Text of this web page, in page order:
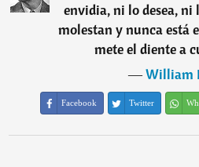
envidia, ni lo desea, ni
molestan y nunca está
mete el diente a
―William
Facebook Twitter